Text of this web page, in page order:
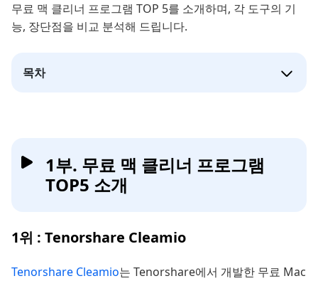
무료 맥 클리너 프로그램 TOP 5를 소개하며, 각 도구의 기
능, 장단점을 비교 분석해 드립니다.
목차
1부. 무료 맥 클리너 프로그램
TOP5 소개
1위 : Tenorshare Cleamio
Tenorshare Cleamio는 Tenorshare에서 개발한 무료 Mac